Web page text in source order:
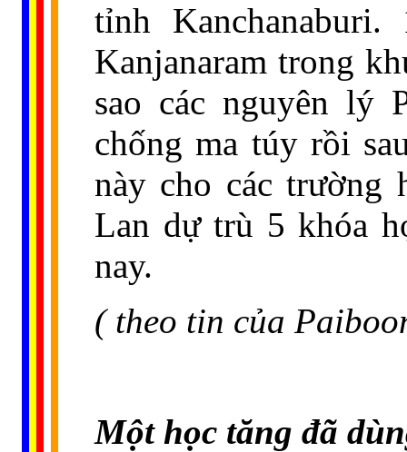
tỉnh
Kanjanaram trong
sao các nguyên lý
chống ma túy rồi
này cho các trường
Lan dự trù 5 khóa
nay.
( theo tin của
Một học tăng đã